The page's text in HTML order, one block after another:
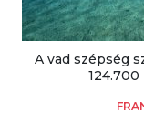
A vad szépség